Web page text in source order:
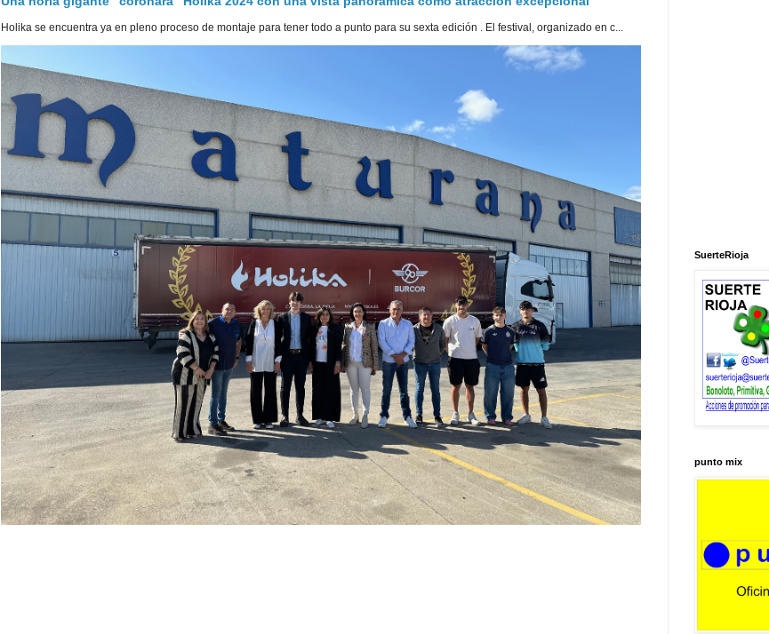
Holika se encuentra ya en pleno proceso de montaje para tener todo a punto para su sexta edición . El festival, organizado en c...
SuerteRioja
punto mix